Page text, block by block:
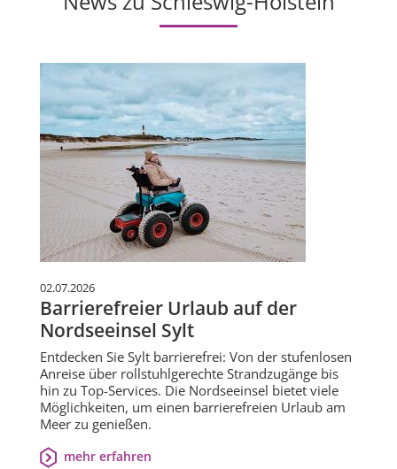
02.07.2026
Barrierefreier Urlaub auf der
Nordseeinsel Sylt
Entdecken Sie Sylt barrierefrei: Von der stufenlosen
Anreise über rollstuhlgerechte Strandzugänge bis
hin zu Top-Services. Die Nordseeinsel bietet viele
Möglichkeiten, um einen barrierefreien Urlaub am
Meer zu genießen.
mehr erfahren